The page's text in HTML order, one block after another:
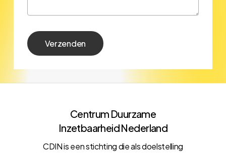
Centrum Duurzame
Inzetbaarheid Nederland
CDIN is een stichting die als doelstelling